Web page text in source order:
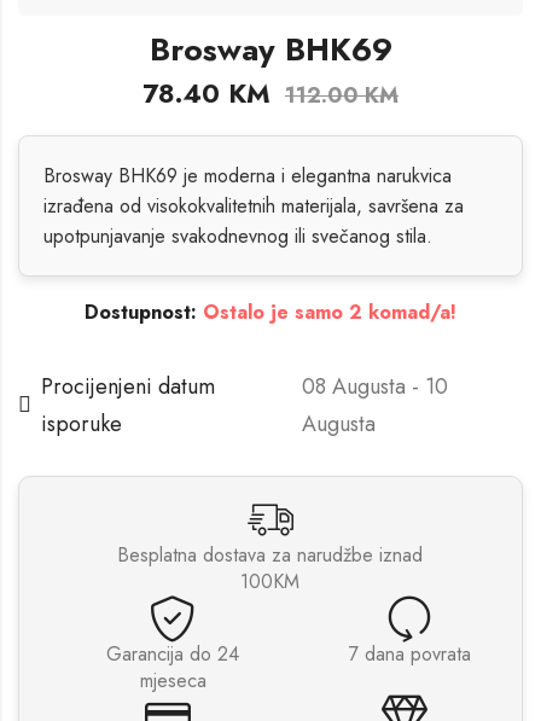
Brosway BHK69
78.40 KM 112.00KM
Brosway BHK69 je moderna i elegantna narukvica
izrađena od visokokvalitetnih materijala, savršena za
upotpunjavanje svakodnevnog ili svečanog stila.
Dostupnost: Ostalo je samo 2 komad/a!
Procijenjeni datum
isporuke
08 Augusta - 10
Augusta
Besplatna dostava za narudžbe iznad
100KM
Garancija do 24
mjeseca
7 dana povrata